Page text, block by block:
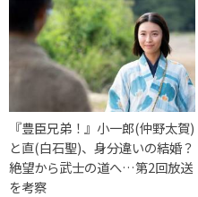
『豊臣兄弟！』小一郎(仲野太賀)
と直(白石聖)、身分違いの結婚？
絶望から武士の道へ…第2回放送
を考察